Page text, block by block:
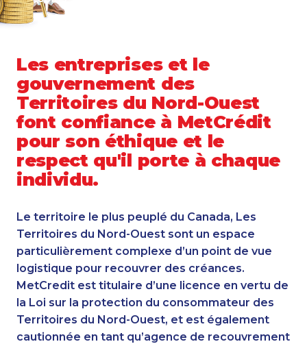
Les entreprises et le
gouvernement des
Territoires du Nord-Ouest
font confiance à MetCrédit
pour son éthique et le
respect qu'il porte à chaque
individu.
Le territoire le plus peuplé du Canada, Les
Territoires du Nord-Ouest sont un espace
particulièrement complexe d’un point de vue
logistique pour recouvrer des créances.
MetCredit est titulaire d’une licence en vertu de
la Loi sur la protection du consommateur des
Territoires du Nord-Ouest, et est également
cautionnée en tant qu’agence de recouvrement